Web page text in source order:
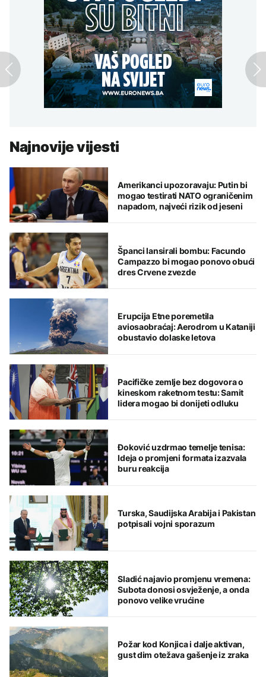
Najnovije vijesti
Amerikanci upozoravaju: Putin bi
mogao testirati NATO ograničenim
napadom, najveći rizik od jeseni
Španci lansirali bombu: Facundo
Campazzo bi mogao ponovo obući
dres Crvene zvezde
Erupcija Etne poremetila
aviosaobraćaj: Aerodrom u Kataniji
obustavio dolaske letova
Pacifičke zemlje bez dogovora o
kineskom raketnom testu: Samit
lidera mogao bi donijeti odluku
Đoković uzdrmao temelje tenisa:
Ideja o promjeni formata izazvala
buru reakcija
Turska, Saudijska Arabija i Pakistan
potpisali vojni sporazum
Sladić najavio promjenu vremena:
Subota donosi osvježenje, a onda
ponovo velike vrućine
Požar kod Konjica i dalje aktivan,
gust dim otežava gašenje iz zraka